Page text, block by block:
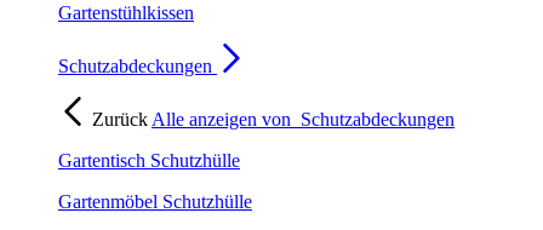
Gartenstühlkissen
Schutzabdeckungen
Zurück Alle anzeigen von Schutzabdeckungen
Gartentisch Schutzhülle
Gartenmöbel Schutzhülle